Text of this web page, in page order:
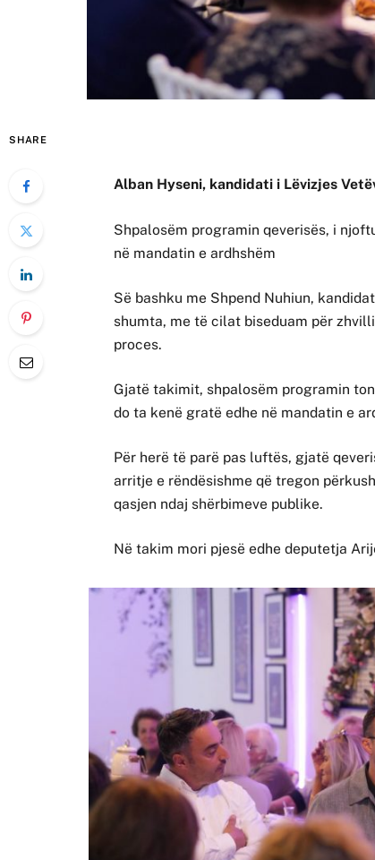
SHARE
Alban Hyseni, kandidati i Lëvizjes
Shpalosëm programin qeverisës, i
në mandatin e ardhshëm
Së bashku me Shpend Nuhiun,
shumta, me të cilat biseduam për
proces.
Gjatë takimit, shpalosëm programin
do ta kenë gratë edhe në mandatin e
Për herë të parë pas luftës, gjatë
arritje e rëndësishme që tregon
qasjen ndaj shërbimeve publike.
Në takim mori pjesë edhe deputetja